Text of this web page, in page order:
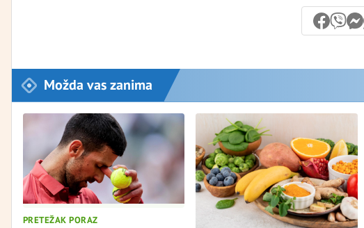
Možda vas zanima
PRETEŽAK PORAZ